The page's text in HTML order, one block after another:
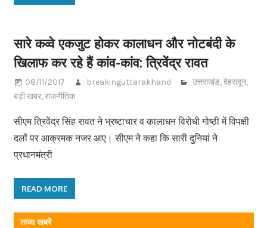
सारे कव्वे एकजुट होकर कालाधन और नोटबंदी के
खिलाफ कर रहे हैं कांव-कांव: त्रिवेंद्र रावत
08/11/2017 breakinguttarakhand उत्तराखंड,देहरादून,
बड़ी खबर,राजनीतिक
सीएम त्रिवेंद्र सिंह रावत ने भ्रष्टाचार व कालाधन विरोधी गोष्ठी में विपक्षी
दलों पर आक्रमक नजर आए। सीएम ने कहा कि सारी दुनियां ने
प्रधानमंत्री
READ MORE
ताजा खबरें